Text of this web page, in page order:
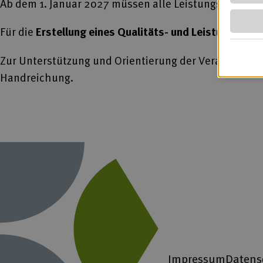
Für die Erstellung eines Qualitäts- und
Zur Unterstützung und Orientierung der
Handreichung.
Impressum